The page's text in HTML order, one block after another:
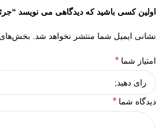
اولین کسی باشید که دیدگاهی می نویسد “جرثقیل برقی
نشانی ایمیل شما منتشر نخواهد شد. بخش‌های
امتیاز شما *
دیدگاه شما *